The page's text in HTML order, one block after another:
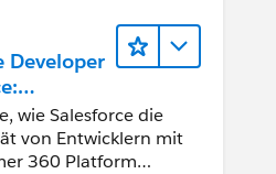
Developer
wie Salesforce die
von Entwicklern mit
360 Platform